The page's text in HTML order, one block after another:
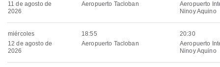
11 de agosto de
2026
Aeropuerto Tacloban
Aeropuerto
Ninoy Aquino
miércoles
12 de agosto de
2026
18:55
Aeropuerto Tacloban
20:30
Aeropuerto
Ninoy Aquino